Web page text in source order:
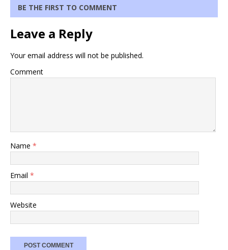
BE THE FIRST TO COMMENT
Leave a Reply
Your email address will not be published.
Comment
Name *
Email *
Website